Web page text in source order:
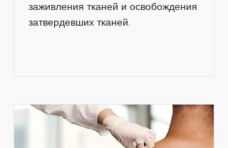
заживления тканей и освобождения
затвердевших тканей.